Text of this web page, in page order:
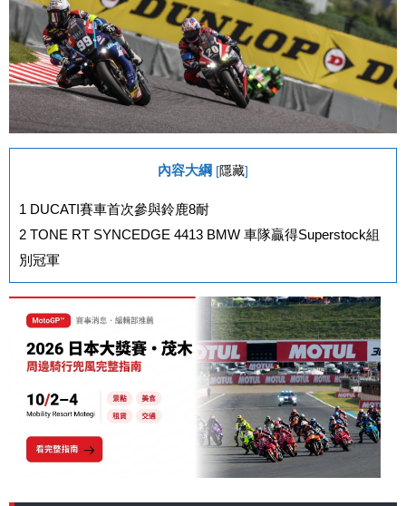
內容大綱 [隱藏]
1
DUCATI賽車首次參與鈴鹿8耐
2 TONE RT SYNCEDGE 4413 BMW 車隊贏得Superstock組
別冠軍